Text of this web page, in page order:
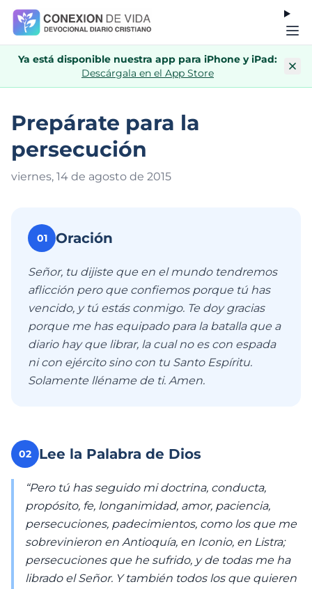
Ya está disponible nuestra app para iPhone y iPad:
Descárgala en el App Store
Prepárate para la
persecución
viernes, 14 de agosto de 2015
01 Oración
Señor, tu dijiste que en el mundo tendremos
aflicción pero que confiemos porque tú has
vencido, y tú estás conmigo. Te doy gracias
porque me has equipado para la batalla que a
diario hay que librar, la cual no es con espada
ni con ejército sino con tu Santo Espíritu.
Solamente lléname de ti. Amen.
02 Lee la Palabra de Dios
“Pero tú has seguido mi doctrina, conducta,
propósito, fe, longanimidad, amor, paciencia,
persecuciones, padecimientos, como los que me
sobrevinieron en Antioquía, en Iconio, en Listra;
persecuciones que he sufrido, y de todas me ha
librado el Señor. Y también todos los que quieren